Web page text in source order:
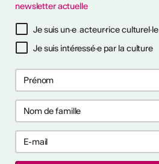
plus
collaborations
premières collaborations
rappeur·euses et
déjà publié un EP ou un
newsletter actuelle
Je suis un·e acteur·rice culturel·le
Je suis intéressé·e par la culture